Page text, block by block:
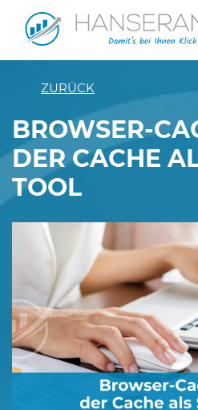
ZURÜCK
BROWSER-
DER CACHE
TOOL